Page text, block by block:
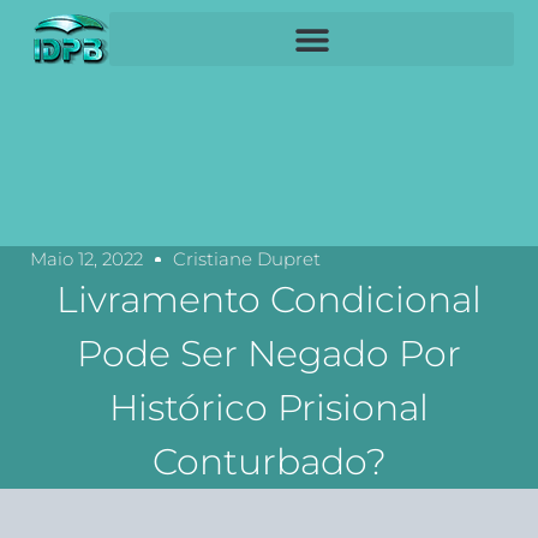
Maio 12, 2022 Cristiane Dupret
Livramento Condicional
Pode Ser Negado Por
Histórico Prisional
Conturbado?